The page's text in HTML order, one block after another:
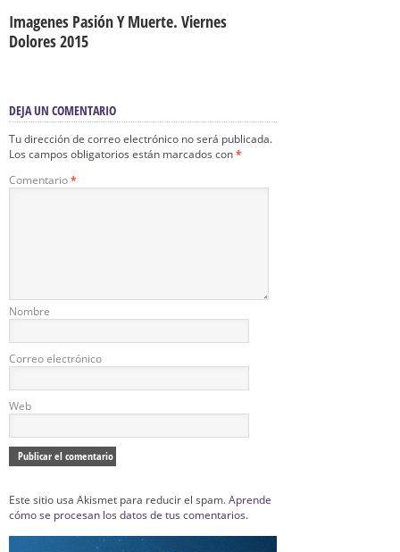
Imagenes Pasión Y Muerte. Viernes
Dolores 2015
DEJA UN COMENTARIO
Tu dirección de correo electrónico no será publicada.
Los campos obligatorios están marcados con*
Comentario*
Nombre
Correo electrónico
Web
Este sitio usa Akismet para reducir el spam.Aprende
cómo se procesan los datos de tus comentarios.